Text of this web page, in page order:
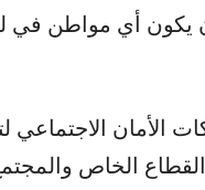
يكون أي مواطن في
الاجتماعي
الخاص